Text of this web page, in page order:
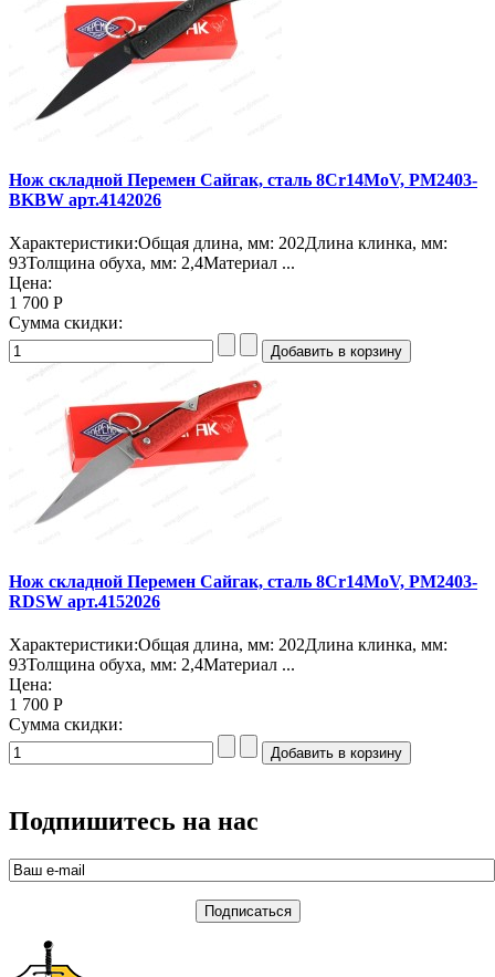
Нож складной Перемен Сайгак, сталь 8Cr14MoV, PM2403-
BKBW арт.4142026
Характеристики:Общая длина, мм: 202Длина клинка, мм:
93Толщина обуха, мм: 2,4Материал ...
Цена:
1 700 Р
Сумма скидки:
Нож складной Перемен Сайгак, сталь 8Cr14MoV, PM2403-
RDSW арт.4152026
Характеристики:Общая длина, мм: 202Длина клинка, мм:
93Толщина обуха, мм: 2,4Материал ...
Цена:
1 700 Р
Сумма скидки:
Подпишитесь на нас